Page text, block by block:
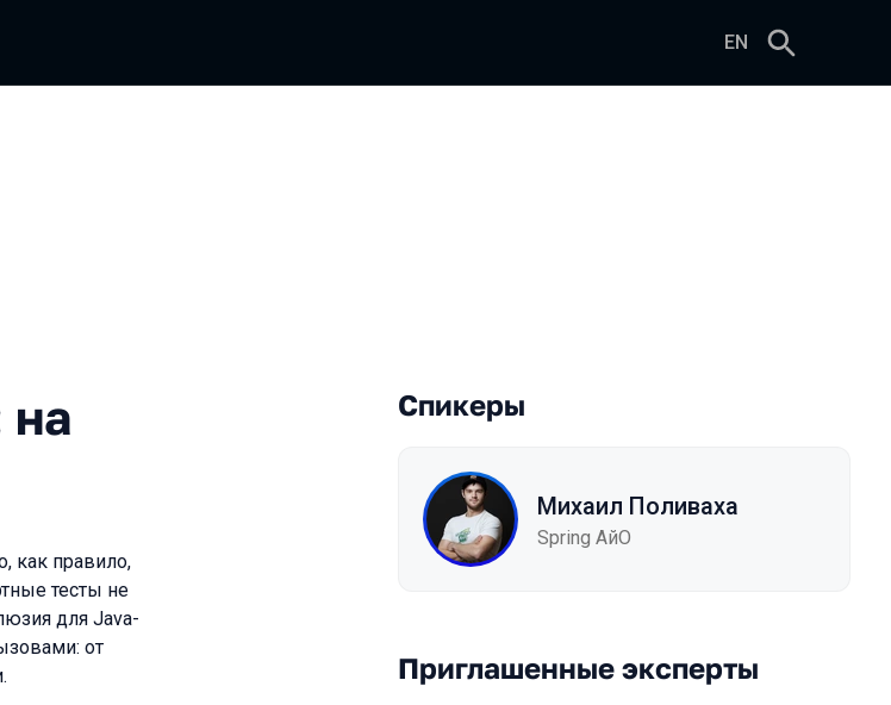
EN
Thread Safety
на
как правило,
тесты не
для Java-
от
Спикеры
Михаил Поливаха
Spring АйО
Приглашенные эксперты